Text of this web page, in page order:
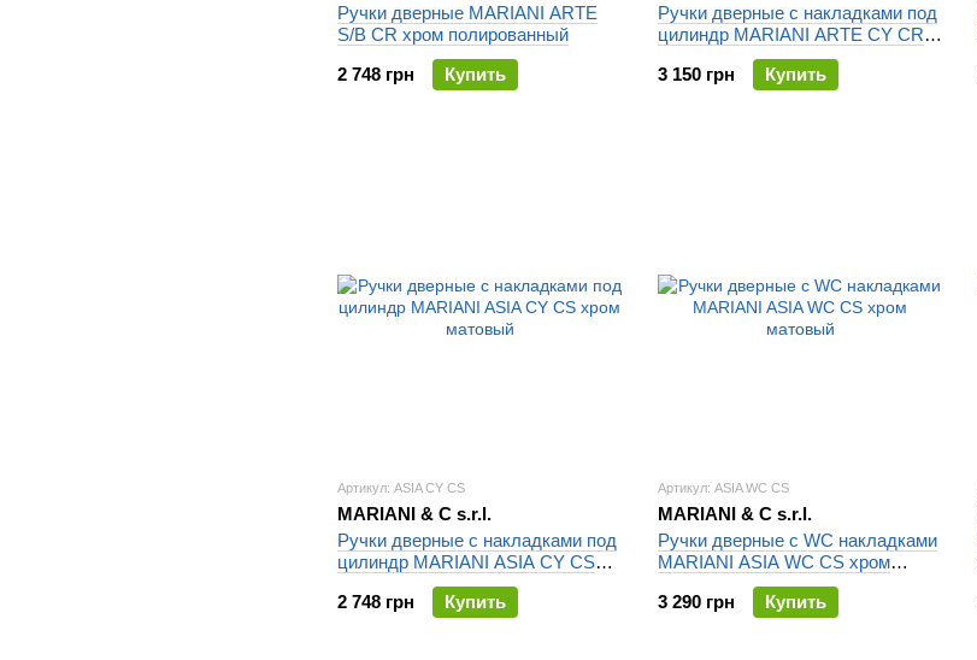
Ручки дверные MARIANI ARTE
S/B CR хром полированный
2 748 грн
Купить
Ручки дверные с накладками под
цилиндр MARIANI ARTE CY CR
хром полированный
3 150 грн
Купить
Артикул: ASIA CY CS
MARIANI & C s.r.l.
Ручки дверные с накладками под
цилиндр MARIANI ASIA CY CS
хром матовый
2 748 грн
Купить
Артикул: ASIA WC CS
MARIANI & C s.r.l.
Ручки дверные с WC накладками
MARIANI ASIA WC CS хром
3 290 грн
Купить